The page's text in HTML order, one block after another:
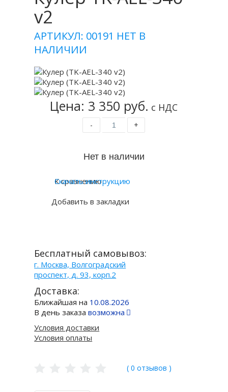
v2
АРТИКУЛ: 00191 НЕТ В
НАЛИЧИИ
Цена: 3 350 руб. с НДС
- +
К сравнению
Добавить в закладки
Скачать инструкцию
Бесплатный самовывоз:
г. Москва, Волгоградский
проспект, д. 93, корп.2
Доставка:
Ближайшая на 10.08.2026
В день заказавозможна
Условия доставки
Условия оплаты
( 0 отзывов )